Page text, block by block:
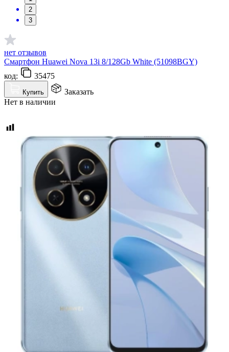
2
3
нет отзывов
Смартфон Huawei Nova 13i 8/128Gb White (51098BGY)
код:
35475
Купить
Заказать
Нет в наличии